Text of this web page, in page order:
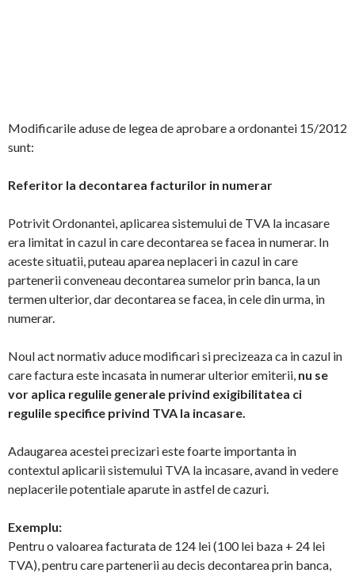
Modificarile aduse de legea de aprobare a ordonantei 15/2012
sunt:
Referitor la decontarea facturilor in numerar
Potrivit Ordonantei, aplicarea sistemului de TVA la incasare
era limitat in cazul in care decontarea se facea in numerar. In
aceste situatii, puteau aparea neplaceri in cazul in care
partenerii conveneau decontarea sumelor prin banca, la un
termen ulterior, dar decontarea se facea, in cele din urma, in
numerar.
Noul act normativ aduce modificari si precizeaza ca in cazul in
care factura este incasata in numerar ulterior emiterii, nu se
vor aplica regulile generale privind exigibilitatea ci
regulile specifice privind TVA la incasare.
Adaugarea acestei precizari este foarte importanta in
contextul aplicarii sistemului TVA la incasare, avand in vedere
neplacerile potentiale aparute in astfel de cazuri.
Exemplu:
Pentru o valoarea facturata de 124 lei (100 lei baza + 24 lei
TVA), pentru care partenerii au decis decontarea prin banca,